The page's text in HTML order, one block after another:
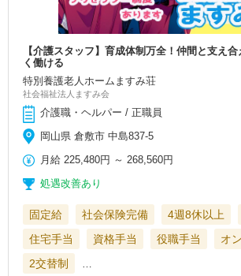
【介護スタッフ】育成体制万全！仲間と支え
く働ける
特別養護老人ホームますみ荘
社会福祉法人ますみ会
介護職・ヘルパー / 正職員
岡山県 倉敷市 中島837-5
月給 225,480円 ～268,560円
処遇改善あり
固定給 社会保険完備 4週8休以上
住宅手当
資格手当 役職手当
オ
2交替制
…